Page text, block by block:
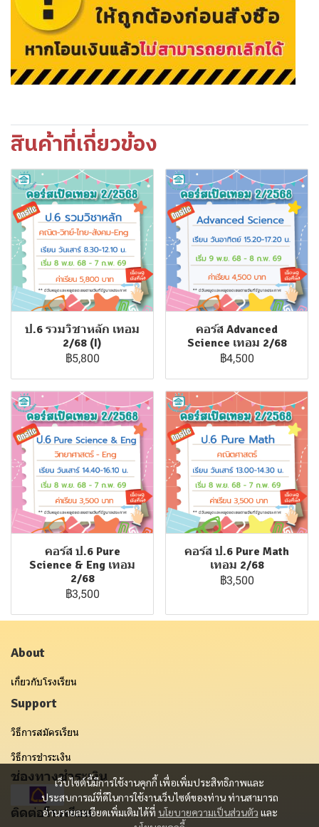
สินค้าที่เกี่ยวข้อง
ป.6 รวมวิชาหลัก เทอม
2/68 (I)
฿5,800
คอร์ส Advanced
Science เทอม 2/68
฿4,500
คอร์ส ป.6 Pure
Science & Eng เทอม
2/68
฿3,500
คอร์ส ป.6 Pure Math
เทอม 2/68
฿3,500
เว็บไซต์นี้มีการใช้งานคุกกี้ เพื่อเพิ่มประสิทธิภาพและ
ประสบการณ์ที่ดีในการใช้งานเว็บไซต์ของท่าน ท่านสามารถ
อ่านรายละเอียดเพิ่มเติมได้ที่ นโยบายความเป็นส่วนตัว และ
About
เกี่ยวกับโรงเรียน
Support
วิธีการสมัครเรียน
วิธีการชำระเงิน
ช่องทางชำระเงิน
ติดต่อโรงเรียน